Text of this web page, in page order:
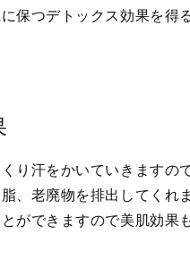
保つデトックス効果を得
り汗をかいていきますの
、老廃物を排出してくれ
ができますので美肌効果